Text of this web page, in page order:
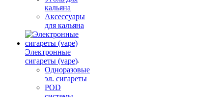
кальяна
Аксессуары
для кальяна
Электронные
сигареты (vape)
Одноразовые
эл. сигареты
POD